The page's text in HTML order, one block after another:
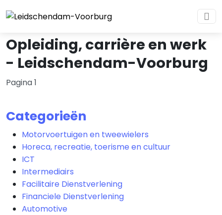
Opleiding, carrière en werk
- Leidschendam-Voorburg
Pagina 1
Categorieën
Motorvoertuigen en tweewielers
Horeca, recreatie, toerisme en cultuur
ICT
Intermediairs
Facilitaire Dienstverlening
Financiele Dienstverlening
Automotive